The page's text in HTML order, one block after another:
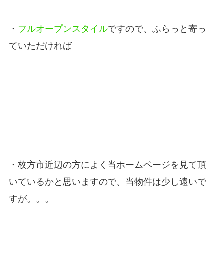
・ フルオープンスタイルですので、ふらっと寄っ
ていただければ
・枚方市近辺の方によく当ホームページを見て頂
いているかと思いますので、当物件は少し遠いで
すが。。。